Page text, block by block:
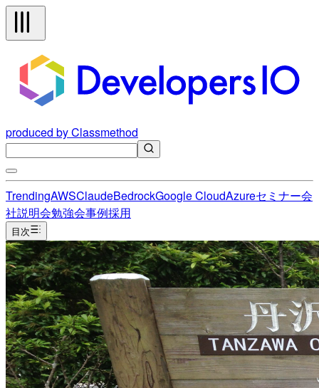
produced by Classmethod
TrendingAWSClaudeBedrockGoogle CloudAzureセミナー会
社説明会勉強会事例採用
目次